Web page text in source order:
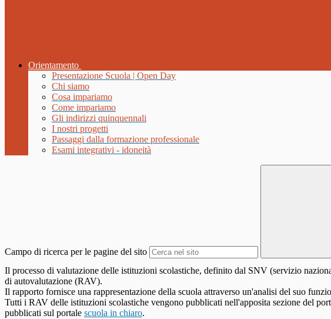
Orientamento
Presentazione Scuola | Open Day
Chi siamo
Cosa impariamo
Come impariamo
Gli indirizzi quinquennali
I nostri progetti
Passaggi dalla formazione professionale
Esami integrativi - idoneità
Campo di ricerca per le pagine del sito
Il processo di valutazione delle istituzioni scolastiche, definito dal SNV (servizio
di autovalutazione (RAV).
Il rapporto fornisce una rappresentazione della scuola attraverso un'analisi del suo
Tutti i RAV delle istituzioni scolastiche vengono pubblicati nell'apposita sezione del
pubblicati sul portale scuola in chiaro.